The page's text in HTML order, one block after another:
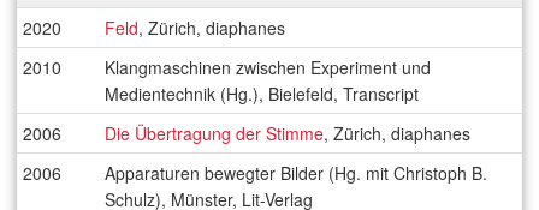
2020 Feld, Zürich, diaphanes
2010
Klangmaschinen zwischen Experiment und
Medientechnik (Hg.), Bielefeld, Transcript
2006
Die Übertragung der Stimme, Zürich, diaphanes
2006
Apparaturen bewegter Bilder (Hg. mit Christoph B.
Schulz), Münster, Lit-Verlag